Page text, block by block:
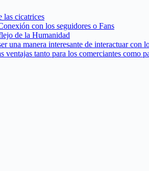
las cicatrices
con los seguidores o Fans
de la Humanidad
una manera interesante de interactuar con
ventajas tanto para los comerciantes como